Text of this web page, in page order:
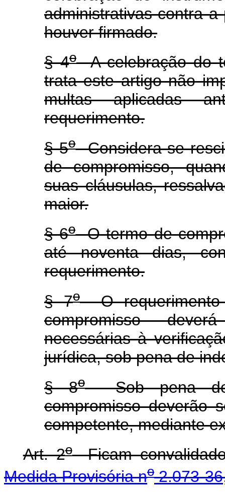
administrativas contra
houver firmado.
§ 4oA celebração do
trata este artigo não
multas aplicadas
requerimento.
§ 5oConsidera-se
de compromisso,
suas cláusulas,
maior.
§ 6oO termo de
até noventa dias,
requerimento.
§ 7oO requerimento
compromisso
necessárias à
jurídica, sob pena de
§ 8oSob pena de
compromisso deverão
competente, mediante
Art. 2oFicam
Medida Provisória no2.073-